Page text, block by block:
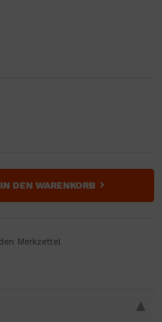
IN DEN WARENKORB